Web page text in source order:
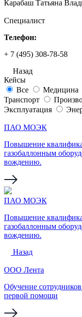
Карабаш Татьяна
Специалист
Телефон:
+ 7 (495) 308-78-58
Назад
Кейсы
Все
Медицина
Транспорт
Эксплуатация
ПАО МОЭК
Повышение
газобаллонным
вождению.
ПАО МОЭК
Повышение
газобаллонным
вождению.
Назад
ООО Лента
Обучение
первой помощи